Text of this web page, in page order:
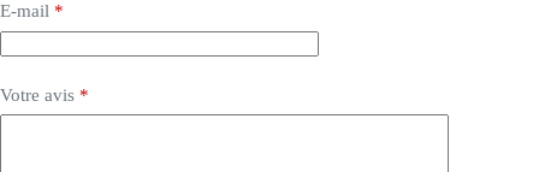
E-mail *
Votre avis *